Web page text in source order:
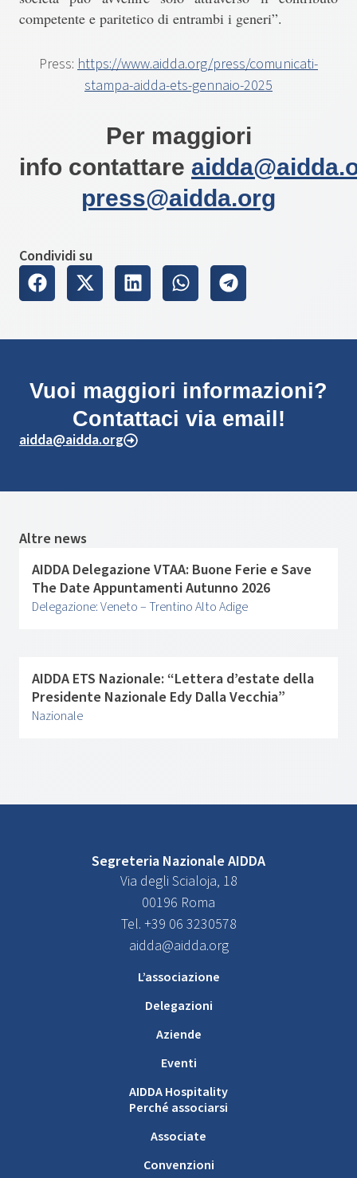
competente e paritetico di entrambi i generi”.
Press: https://www.aidda.org/press/comunicati-
stampa-aidda-ets-gennaio-2025
Per maggiori
info contattare
press@aidda.org
Condividi su
Vuoi maggiori informazioni?
Contattaci via email!
aidda@aidda.org
Altre news
AIDDA Delegazione VTAA: Buone Ferie e Save
The Date Appuntamenti Autunno 2026
Delegazione: Veneto – Trentino Alto Adige
AIDDA ETS Nazionale: “Lettera d’estate della
Presidente Nazionale Edy Dalla Vecchia”
Nazionale
Segreteria Nazionale AIDDA
Via degli Scialoja, 18
00196 Roma
Tel. +39 06 3230578
aidda@aidda.org
L’associazione
Delegazioni
Aziende
Eventi
AIDDA Hospitality
Perché associarsi
Associate
Convenzioni